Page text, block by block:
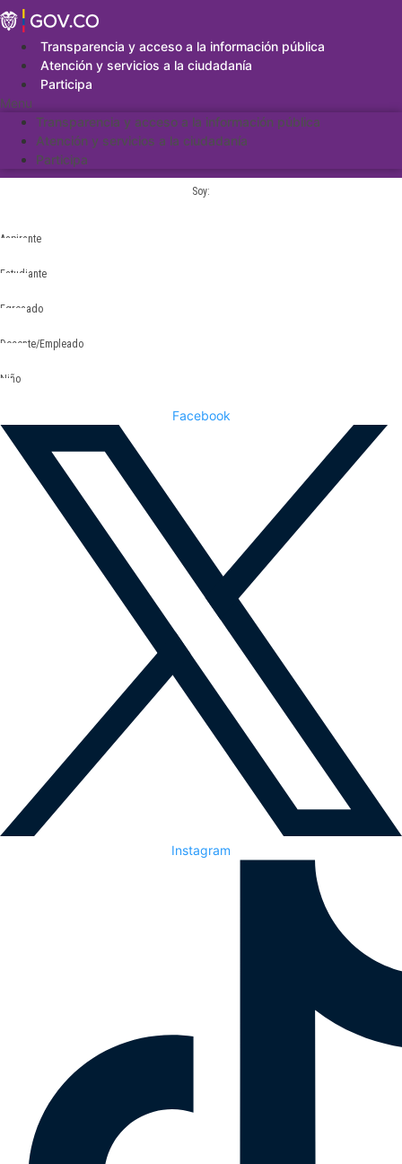
Saltar
al
contenidoTransparencia y acceso a la información pública
Atención y servicios a la ciudadanía
Participa
Menu
Transparencia y acceso a la información pública
Atención y servicios a la ciudadanía
Participa
Soy:
Aspirante
Estudiante
Egresado
Docente/Empleado
Niño
Facebook
Instagram